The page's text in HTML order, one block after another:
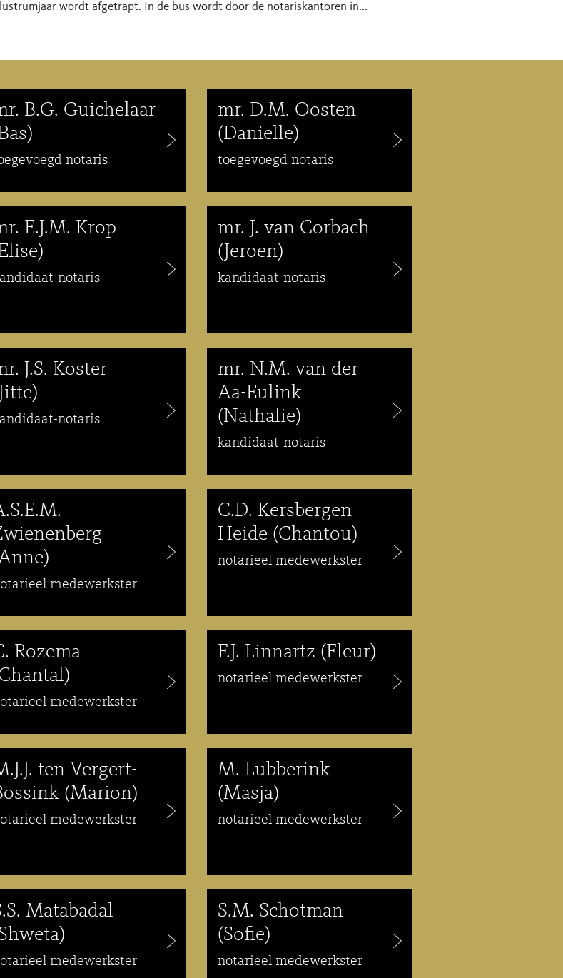
wordt afgetrapt. In de bus wordt door de notariskantoren in...
B.G. Guichelaar
notaris
mr. D.M. Oosten
(Danielle)
toegevoegd notaris
E.J.M. Krop
notaris
mr. J. van Corbach
(Jeroen)
kandidaat-notaris
J.S. Koster
notaris
mr. N.M. van der
Aa-Eulink
(Nathalie)
kandidaat-notaris
medewerkster
C.D. Kersbergen-
Heide (Chantou)
notarieel medewerkster
Rozema
medewerkster
F.J. Linnartz (Fleur)
notarieel medewerkster
ten Vergert-
(Marion)
medewerkster
M. Lubberink
(Masja)
notarieel medewerkster
Matabadal
medewerkster
S.M. Schotman
(Sofie)
notarieel medewerkster